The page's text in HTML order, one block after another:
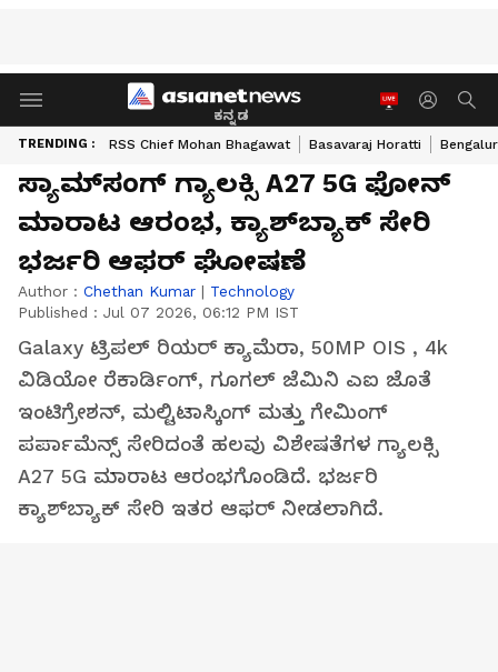
ಕನ್ನಡ
TRENDING : RSS Chief Mohan Bhagawat Basavaraj Horatti
ಸ್ಯಾಮ್‌ಸಂಗ್ ಗ್ಯಾಲಕ್ಸಿ A27 5G ಫೋನ್
ಮಾರಾಟ ಆರಂಭ, ಕ್ಯಾಶ್‌ಬ್ಯಾಕ್ ಸೇರಿ
ಭರ್ಜರಿ ಆಫರ್ ಘೋಷಣೆ
Author : Chethan Kumar | Technology
Published : Jul 07 2026, 06:12 PM IST
Galaxy ಟ್ರಿಪಲ್ ರಿಯರ್ ಕ್ಯಾಮೆರಾ, 50MP OIS , 4k
ವಿಡಿಯೋ ರೆಕಾರ್ಡಿಂಗ್, ಗೂಗಲ್ ಜೆಮಿನಿ ಎಐ ಜೊತೆ
ಇಂಟಿಗ್ರೇಶನ್, ಮಲ್ಟಿಟಾಸ್ಕಿಂಗ್ ಮತ್ತು ಗೇಮಿಂಗ್
ಪರ್ಪಾಮೆನ್ಸ್ ಸೇರಿದಂತೆ ಹಲವು ವಿಶೇಷತೆಗಳ ಗ್ಯಾಲಕ್ಸಿ
A27 5G ಮಾರಾಟ ಆರಂಭಗೊಂಡಿದೆ. ಭರ್ಜರಿ
ಕ್ಯಾಶ್‌ಬ್ಯಾಕ್ ಸೇರಿ ಇತರ ಆಫರ್ ನೀಡಲಾಗಿದೆ.